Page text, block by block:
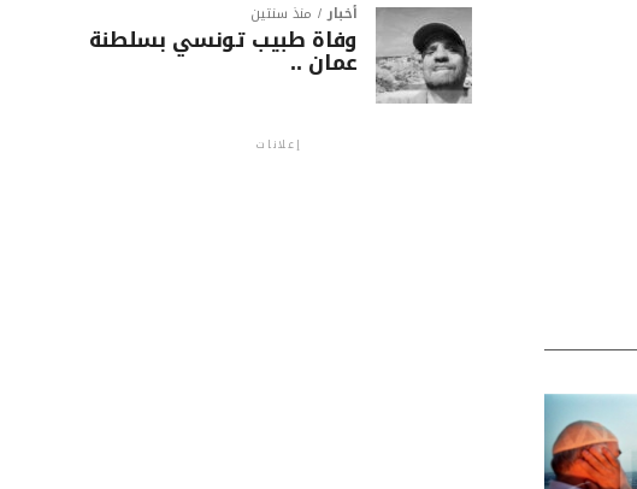
أخبار منذ سنتين
وفاة طبيب تونسي بسلطنة
عمان ..
إعلانات